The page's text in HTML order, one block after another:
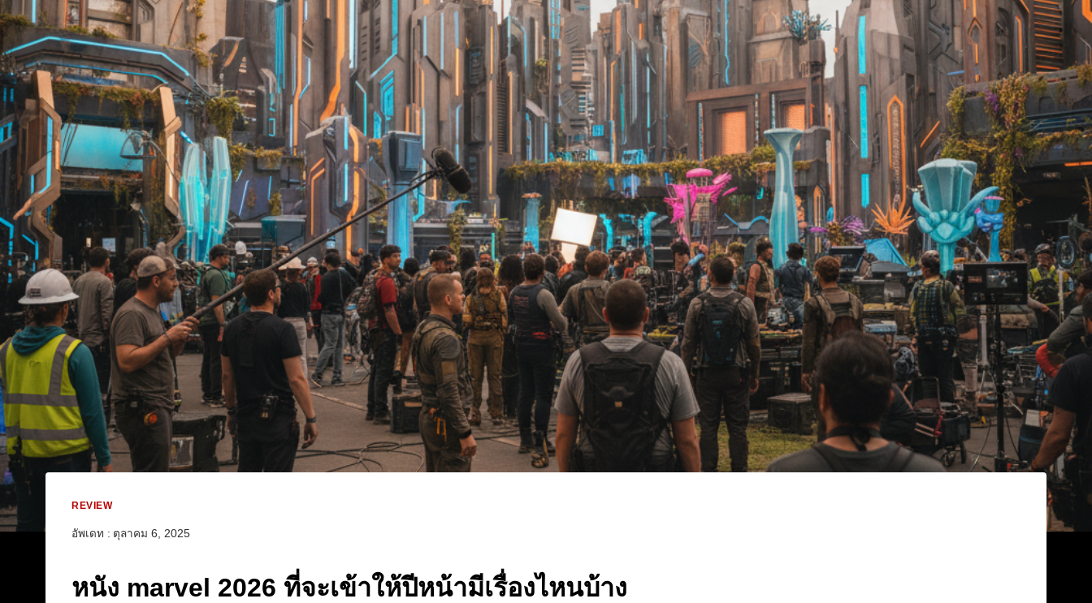
REVIEW
อัพเดท : ตุลาคม 6, 2025
หนัง marvel 2026 ที่จะเข้าให้ปีหน้ามีเรื่องไหนบ้าง